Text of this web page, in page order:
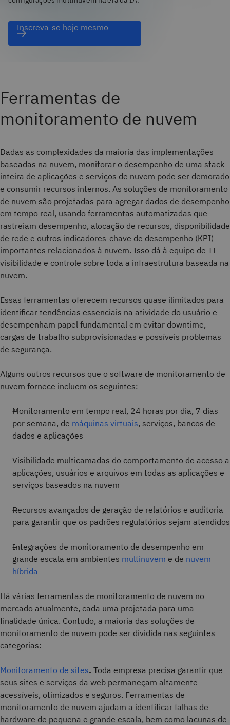
Inscreva-se hoje mesmo
Ferramentas de
monitoramento de nuvem
Dadas as complexidades da maioria das implementações
baseadas na nuvem, monitorar o desempenho de uma stack
inteira de aplicações e serviços de nuvem pode ser demorado
e consumir recursos internos. As soluções de monitoramento
de nuvem são projetadas para agregar dados de desempenho
em tempo real, usando ferramentas automatizadas que
rastreiam desempenho, alocação de recursos, disponibilidade
de rede e outros indicadores-chave de desempenho (KPI)
importantes relacionados à nuvem. Isso dá à equipe de TI
visibilidade e controle sobre toda a infraestrutura baseada na
nuvem.
Essas ferramentas oferecem recursos quase ilimitados para
identificar tendências essenciais na atividade do usuário e
desempenham papel fundamental em evitar downtime,
cargas de trabalho subprovisionadas e possíveis problemas
de segurança.
Alguns outros recursos que o software de monitoramento de
nuvem fornece incluem os seguintes:
Monitoramento em tempo real, 24 horas por dia, 7 dias
por semana, de máquinas virtuais, serviços, bancos de
dados e aplicações
Visibilidade multicamadas do comportamento de acesso a
aplicações, usuários e arquivos em todas as aplicações e
serviços baseados na nuvem
Recursos avançados de geração de relatórios e auditoria
para garantir que os padrões regulatórios sejam atendidos
Integrações de monitoramento de desempenho em
grande escala em ambientes multinuvem e de nuvem
híbrida
Há várias ferramentas de monitoramento de nuvem no
mercado atualmente, cada uma projetada para uma
finalidade única. Contudo, a maioria das soluções de
monitoramento de nuvem pode ser dividida nas seguintes
categorias:
Monitoramento de sites. Toda empresa precisa garantir que
seus sites e serviços da web permaneçam altamente
acessíveis, otimizados e seguros. Ferramentas de
monitoramento de nuvem ajudam a identificar falhas de
hardware de pequena e grande escala, bem como lacunas de